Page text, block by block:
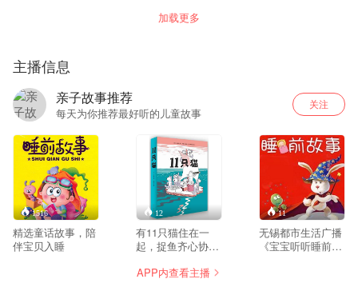
加载更多
主播信息
亲子故事推荐
每天为你推荐最好听的儿童故事
关注
1516
精选童话故事，陪
伴宝贝入睡
12
有11只猫住在一
起，捉鱼齐心协
开饼店做生意，玩
11
无锡都市生活广播
《宝宝听听睡前故
APP内查看主播